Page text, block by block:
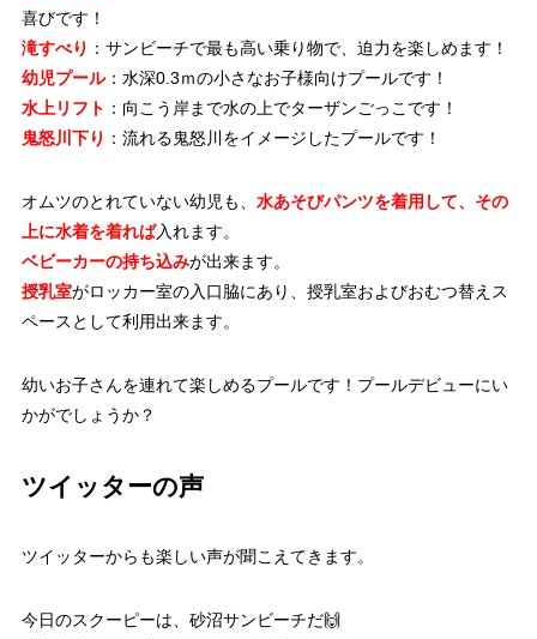
喜びです！
滝すべり ：サンビーチで最も高い乗り物で、迫力を楽しめます！
幼児プール：水深0.3ｍの小さなお子様向けプールです！
水上リフト ：向こう岸まで水の上でターザンごっこです！
鬼怒川下り ：流れる鬼怒川をイメージしたプールです！
オムツのとれていない幼児も、 水あそびパンツを着用して、その
上に水着を着れば入れます。
ベビーカーの持ち込みが出来ます。
授乳室がロッカー室の入口脇にあり、授乳室およびおむつ替えス
ペースとして利用出来ます。
幼いお子さんを連れて楽しめるプールです！プールデビューにい
かがでしょうか？
ツイッターの声
ツイッターからも楽しい声が聞こえてきます。
今日のスクーピーは、砂沼サンビーチだ🙌